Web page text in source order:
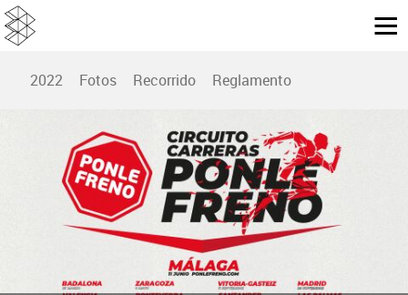
2022 Fotos Recorrido Reglamento